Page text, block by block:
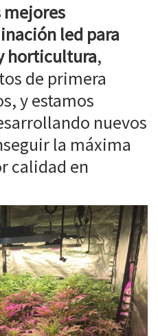
mejores
led para
horticultura,
de primera
y estamos
nuevos
la máxima
calidad en